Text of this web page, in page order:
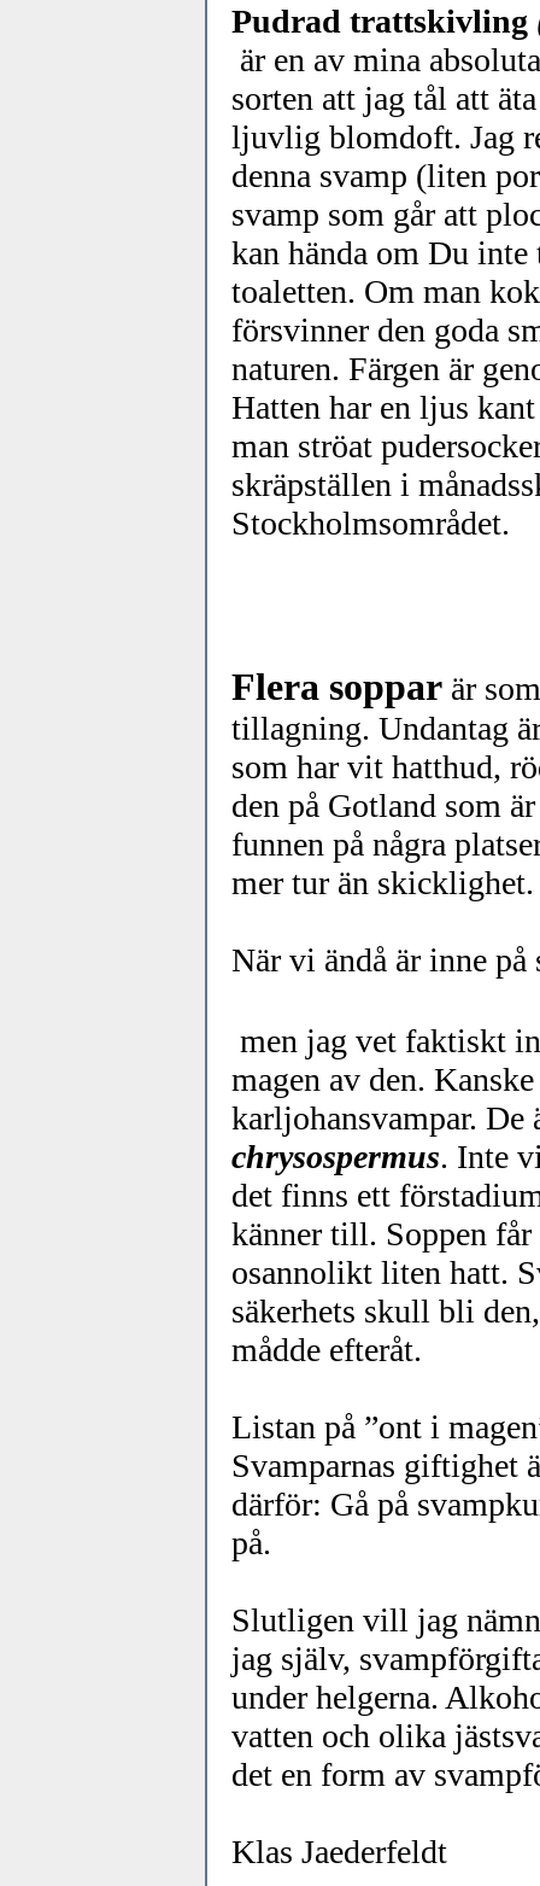
Pudrad trattskivling
är en av mina
sorten att jag tål att
ljuvlig blomdoft. Jag
denna svamp (liten
svamp som går att
kan hända om Du inte
toaletten. Om man
försvinner den goda
naturen. Färgen är
Hatten har en ljus
man ströat
skräpställen i
Stockholmsområdet.
Flera soppar är
tillagning. Undantag
som har vit hatthud,
den på Gotland som
funnen på några
mer tur än skicklighet.
När vi ändå är inne
men jag vet faktiskt
magen av den.
karljohansvampar. De
chrysospermus. Inte
det finns ett
känner till. Soppen
osannolikt liten hatt.
säkerhets skull bli
mådde efteråt.
Listan på ”ont i
Svamparnas giftighet
därför: Gå på
på.
Slutligen vill jag
jag själv,
under helgerna.
vatten och olika
det en form av
Klas Jaederfeldt